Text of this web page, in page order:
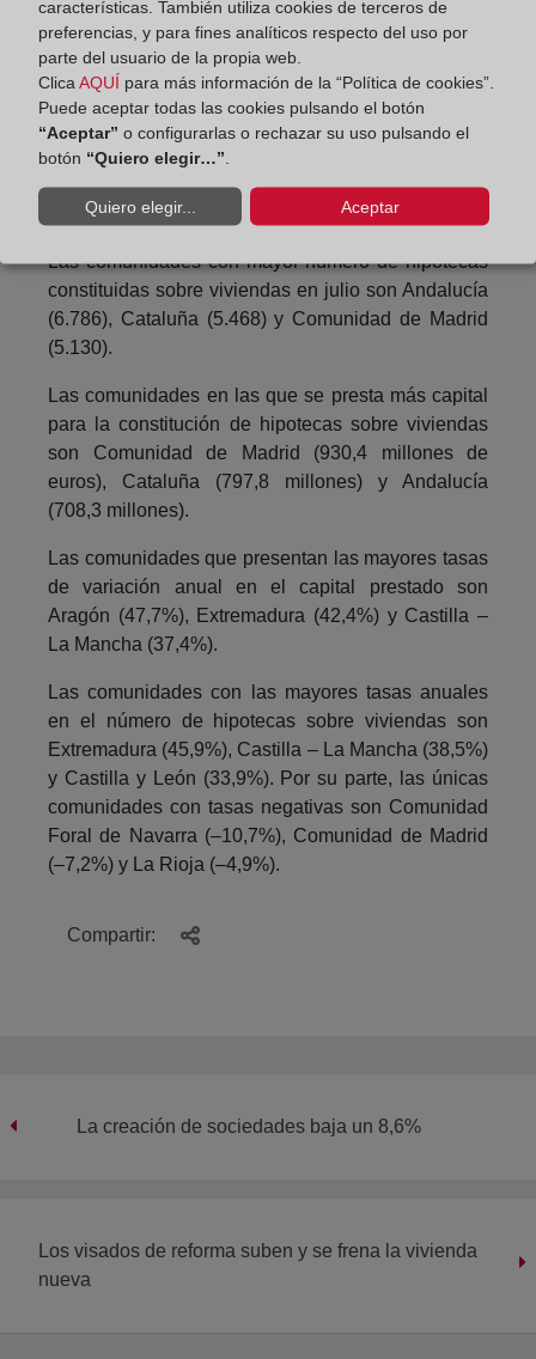
modificación de condiciones, el interés medio de
los préstamos en las hipotecas a tipo fijo disminuye
0,9 puntos y el de las hipotecas a tipo variable baja
1,2 puntos.
Importes por comunidades
autónomas
Las comunidades con mayor número de hipotecas
constituidas sobre viviendas en julio son Andalucía
(6.786), Cataluña (5.468) y Comunidad de Madrid
(5.130).
Las comunidades en las que se presta más capital
para la constitución de hipotecas sobre viviendas
son Comunidad de Madrid (930,4 millones de
euros), Cataluña (797,8 millones) y Andalucía
(708,3 millones).
Las comunidades que presentan las mayores tasas
de variación anual en el capital prestado son
Aragón (47,7%), Extremadura (42,4%) y Castilla –
La Mancha (37,4%).
Las comunidades con las mayores tasas anuales
en el número de hipotecas sobre viviendas son
Extremadura (45,9%), Castilla – La Mancha (38,5%)
y Castilla y León (33,9%). Por su parte, las únicas
comunidades con tasas negativas son Comunidad
Foral de Navarra (–10,7%), Comunidad de Madrid
(–7,2%) y La Rioja (–4,9%).
Compartir:
La creación de sociedades baja un 8,6%
Los visados de reforma suben y se frena la vivienda
nueva
características. También utiliza cookies de terceros de
preferencias, y para fines analíticos respecto del uso por
parte del usuario de la propia web.
Clica AQUÍ para más información de la “Política de cookies”.
Puede aceptar todas las cookies pulsando el botón
“Aceptar” o configurarlas o rechazar su uso pulsando el
botón “Quiero elegir…”
Quiero elegir... Aceptar